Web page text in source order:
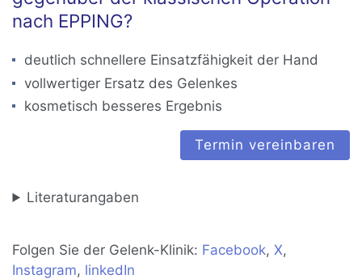
nach EPPING?
deutlich schnellere Einsatzfähigkeit der Hand
vollwertiger Ersatz des Gelenkes
kosmetisch besseres Ergebnis
Termin vereinbaren
Literaturangaben
Folgen Sie der Gelenk-Klinik: Facebook,X,
Instagram, linkedIn